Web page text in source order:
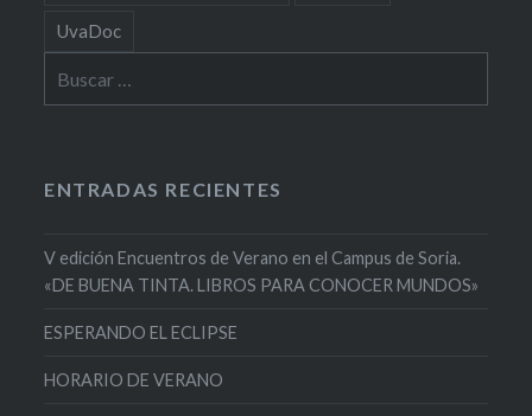
UvaDoc
ENTRADAS RECIENTES
V edición Encuentros de Verano en el Campus de Soria.
«DE BUENA TINTA. LIBROS PARA CONOCER MUNDOS»
ESPERANDO EL ECLIPSE
HORARIO DE VERANO